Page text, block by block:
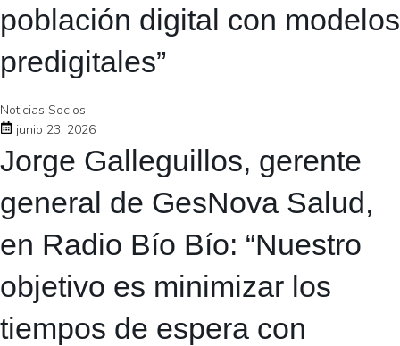
población digital con modelos
predigitales”
Noticias Socios
junio 23, 2026
Jorge Galleguillos, gerente
general de GesNova Salud,
en Radio Bío Bío: “Nuestro
objetivo es minimizar los
tiempos de espera con